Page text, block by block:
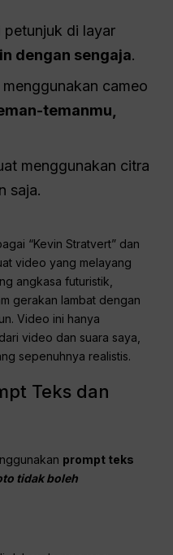
petunjuk di layar
dengan sengaja.
cameo
temanmu,
menggunakan citra
saja.
“Kevin Stratvert” dan
video yang melayang
angkasa futuristik,
gerakan lambat dengan
Video ini hanya
video dan suara saya,
sepenuhnya realistis.
Teks dan
prompt teks
tidak boleh